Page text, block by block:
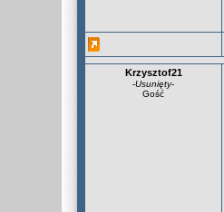
Krzysztof21
-Usunięty-
Gość